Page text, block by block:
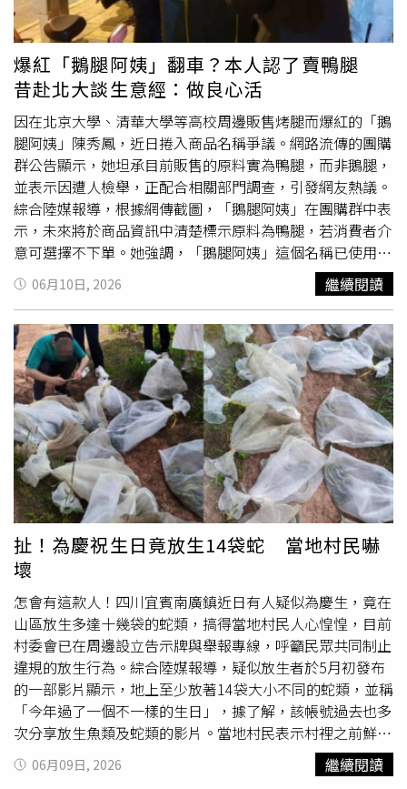
不住感性表示：「我們真的有很好的團隊默契，是因為彼此
都在，才能一起撐過來。」一旁的劉寅娜聽完也紅了眼眶，
看著孔劉哽咽說道：「我覺得哥哥好像是我們所有人的鬼
怪。」短短一句話瞬間道出無數劇迷心聲。預告尾聲更捕捉
到孔劉眼眶泛紅、金高銀當場落淚的畫面，讓觀眾光看預告
就已經先哭成一片海洋。從蕎麥花、紅圍巾到海邊燈塔，一
個個經典元素即將重新被喚醒，也讓這部創下20.5%收視紀
錄的傳奇韓劇，再度掀起席捲全亞洲的回憶殺。 《鬼怪十
週年之旅》7月5日起每週日於Hami Video全台獨家播出。
爆紅「鵝腿阿姨」翻車？本人認了賣鴨腿
昔赴北大談生意經：做良心活
因在北京大學、清華大學等高校周邊販售烤腿而爆紅的「鵝
腿阿姨」陳秀鳳，近日捲入商品名稱爭議。網路流傳的團購
群公告顯示，她坦承目前販售的原料實為鴨腿，而非鵝腿，
並表示因遭人檢舉，正配合相關部門調查，引發網友熱議。
綜合陸媒報導，根據網傳截圖，「鵝腿阿姨」在團購群中表
示，未來將於商品資訊中清楚標示原料為鴨腿，若消費者介
意可選擇不下單。她強調，「鵝腿阿姨」這個名稱已使用10
多年，並不存在欺詐行為。陳秀鳳因在北京大學、清華大學
等高校周邊販售烤腿爆紅。（圖／翻攝自微博）媒體致電團
購平台聯絡電話查證時，「鵝腿阿姨」本人接聽後將電話轉
交家人。對方證實目前販售的確實是鴨腿，但對於何時開始
改賣鴨腿則未正面回應，僅表示後續將另行說明。當被問及
是否長期販售鴨腿時，家屬則回應，「這個名字叫了17、
18年，怎麼可能一直賣的都是鴨腿。」有網友翻出過去群組
訊息指出，2024年及2025年期間，「鵝腿阿姨」曾多次發
布「鵝腿到了」等通知。不過，目前團購頁面上的商品名稱
僅標示為「阿姨烤的辣腿」與「阿姨烤的不辣腿」，並未註
明究竟是鴨腿還是鵝腿。陳秀鳳因在北京大學、清華大學等
高校周邊販售烤腿爆紅。（圖／翻攝自微博）對此，不少學
生表示並不知情。有中國人民大學學生透露，自己自2024
年起已購買10多次，口感與味道始終一致，但因未吃過鵝
腿，因此無法分辨差異；也有學生透露早已從社群平台得知
販售的是鴨腿，以為大家都知道。北京市燕園街道市場監管
所證實已接獲民眾檢舉，目前正針對相關情況展開調查。據
了解，現年50多歲的陳秀鳳2000年赴北京打拚，最初在北
京大學西南門販售水果，之後轉型經營燒烤攤，並以預購方
式販售烤鵝腿。2023年冬天，她因受到北大、清華及人大
學生追捧而在網路爆紅，甚至曾受邀到北京大學分享創業經
驗，強調「要保證做良心活，要有高品質，不能讓顧客遇到
食品安全的問題」，如今卻因商品名稱與實際原料不符陷入
爭議，再度成為輿論焦點。
06月10日, 2026 繼續閱讀
扯！為慶祝生日竟放生14袋蛇 當地村民嚇
壞
怎會有這款人！四川宜賓南廣鎮近日有人疑似為慶生，竟在
山區放生多達十幾袋的蛇類，搞得當地村民人心惶惶，目前
村委會已在周邊設立告示牌與舉報專線，呼籲民眾共同制止
違規的放生行為。綜合陸媒報導，疑似放生者於5月初發布
的一部影片顯示，地上至少放著14袋大小不同的蛇類，並稱
「今年過了一個不一樣的生日」，據了解，該帳號過去也多
次分享放生魚類及蛇類的影片。當地村民表示村裡之前鮮少
遇見蛇，自從去年
開始附近出現蛇類的情況明顯增加，
56歲陳姓男子受訪時提到，曾在自家庭院發現一條長約3公
06月09日, 2026 繼續閱讀